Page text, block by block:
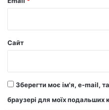
Сайт
Зберегти моє ім'я, e-mail,
браузері для моїх подальших